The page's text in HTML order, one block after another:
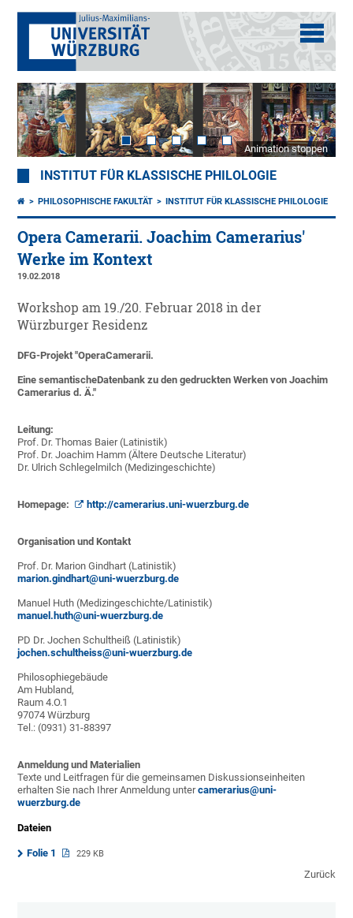
Animation stoppen
INSTITUT FÜR KLASSISCHE PHILOLOGIE
PHILOSOPHISCHE FAKULTÄT INSTITUT FÜR KLASSISCHE PHILOLOGIE
Opera Camerarii. Joachim Camerarius'
Werke im Kontext
19.02.2018
Workshop am 19./20. Februar 2018 in der
Würzburger Residenz
DFG-Projekt "OperaCamerarii.
Eine semantischeDatenbank zu den gedruckten Werken von Joachim
Camerarius d. Ä."
Leitung:
Prof. Dr. Thomas Baier (Latinistik)
Prof. Dr. Joachim Hamm (Ältere Deutsche Literatur)
Dr. Ulrich Schlegelmilch (Medizingeschichte)
Homepage: http://camerarius.uni-wuerzburg.de
Organisation und Kontakt
Prof. Dr. Marion Gindhart (Latinistik)
marion.gindhart@uni-wuerzburg.de
Manuel Huth (Medizingeschichte/Latinistik)
manuel.huth@uni-wuerzburg.de
PD Dr. Jochen Schultheiß (Latinistik)
jochen.schultheiss@uni-wuerzburg.de
Philosophiegebäude
Am Hubland,
Raum 4.O.1
97074 Würzburg
Tel.: (0931) 31-88397
Anmeldung und Materialien
Texte und Leitfragen für die gemeinsamen Diskussionseinheiten
erhalten Sie nach Ihrer Anmeldung untercamerarius@uni-
wuerzburg.de
Dateien
Folie 1 229 KB
Zurück